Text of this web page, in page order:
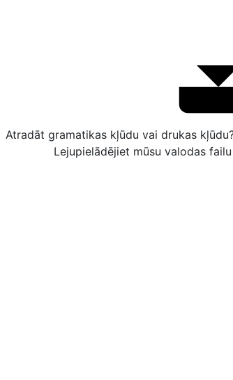
Atradāt gramatikas kļūdu vai drukas
Lejupielādējiet mūsu valodas